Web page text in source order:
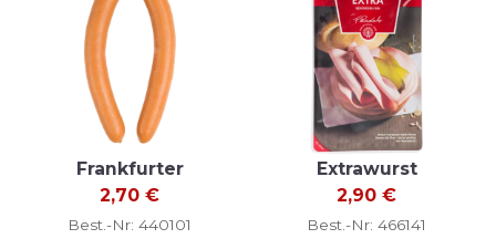
Frankfurter
2,70 €
Best.-Nr: 440101
Extrawurst
2,90 €
Best.-Nr: 466141